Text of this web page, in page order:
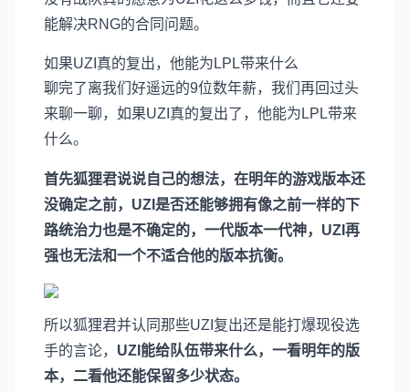
能解决RNG的合同问题。
如果UZI真的复出，他能为LPL带来什么
聊完了离我们好遥远的9位数年薪，我们再回过头
来聊一聊，如果UZI真的复出了，他能为LPL带来
什么。
首先狐狸君说说自己的想法，在明年的游戏版本还
没确定之前，UZI是否还能够拥有像之前一样的下
路统治力也是不确定的，一代版本一代神，UZI再
强也无法和一个不适合他的版本抗衡。
所以狐狸君并认同那些UZI复出还是能打爆现役选
手的言论， UZI能给队伍带来什么，一看明年的版
本，二看他还能保留多少状态。